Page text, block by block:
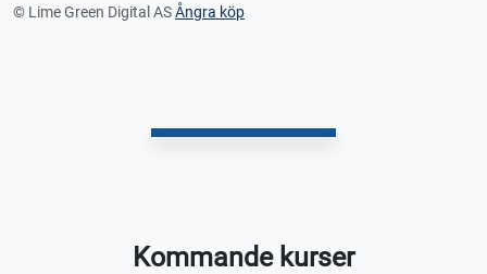
© Lime Green Digital ASÅngra köp
Kommande kurser